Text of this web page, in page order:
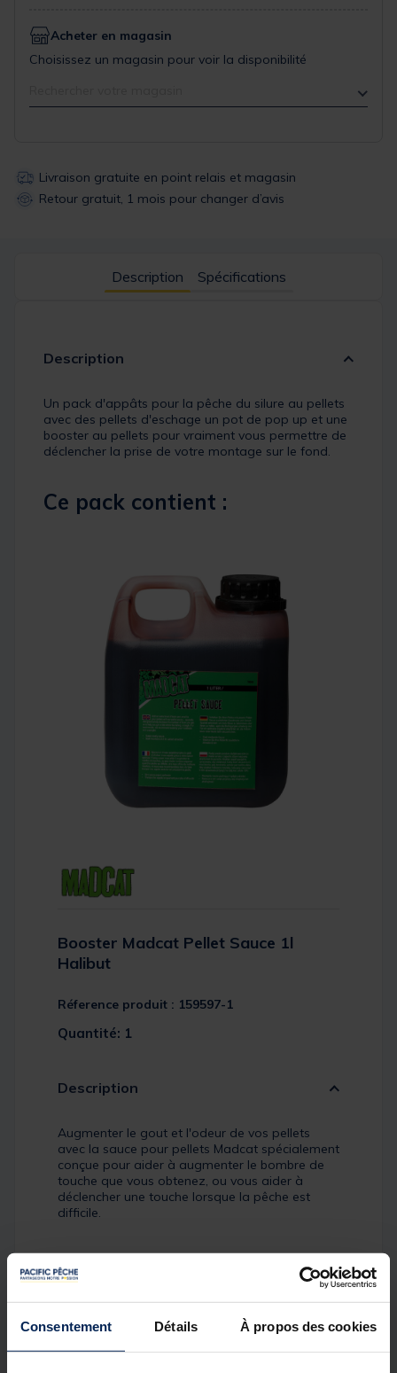
Consentement Détails À propos des cookies
Acheter en magasin
Choisissez un magasin pour voir la disponibilité
Livraison gratuite en point relais et magasin
Retour gratuit, 1 mois pour changer d’avis
Description Spécifications
Description
Un pack d'appâts pour la pêche du silure au pellets
avec des pellets d'eschage un pot de pop up et une
booster au pellets pour vraiment vous permettre de
déclencher la prise de votre montage sur le fond.
Ce pack contient :
Booster Madcat Pellet Sauce 1l
Halibut
Réference produit : 159597-1
Quantité: 1
Description
Augmenter le gout et l'odeur de vos pellets
avec la sauce pour pellets Madcat spécialement
conçue pour aider à augmenter le bombre de
touche que vous obtenez, ou vous aider à
déclencher une touche lorsque la pêche est
difficile.
Pour un meilleur résultat nous vous conseillons